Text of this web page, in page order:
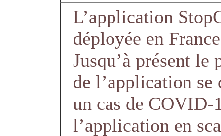
L’application
déployée en
Jusqu’à présent
de l’application se
un cas de COVID-
l’application en